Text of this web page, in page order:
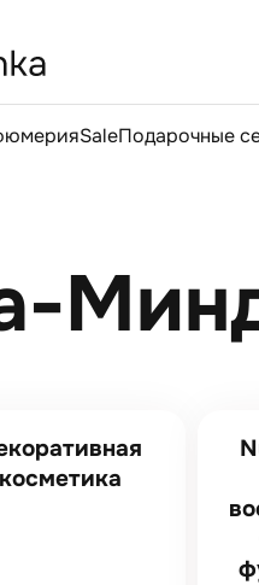
SaleПодарочные
косметика